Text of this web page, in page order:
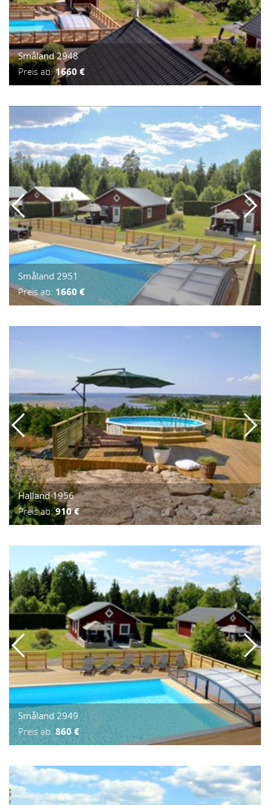
Småland 2948
Preis ab:1660 €
Småland 2951
Preis ab: 1660 €
Halland 1956
Preis ab:910 €
Småland 2949
Preis ab:860 €